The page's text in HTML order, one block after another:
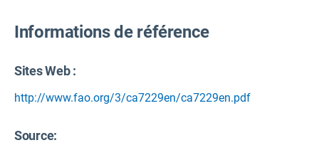
Informations de référence
Sites Web :
http://www.fao.org/3/ca7229en/ca7229en.pdf
Source: